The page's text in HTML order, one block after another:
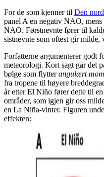
For de som kjenner til Den
panel A en negativ NAO,
NAO. Førstnevnte fører til
sistnevnte som oftest gir milde,
Forfatterne argumenterer godt
meteorologi. Kort sagt går det
bølge som flytterangulært
fra tropene til høyere
år etter El Niño fører dette til
områder, som igjen gir oss
en La Niña-vinter. Figuren
effekten: